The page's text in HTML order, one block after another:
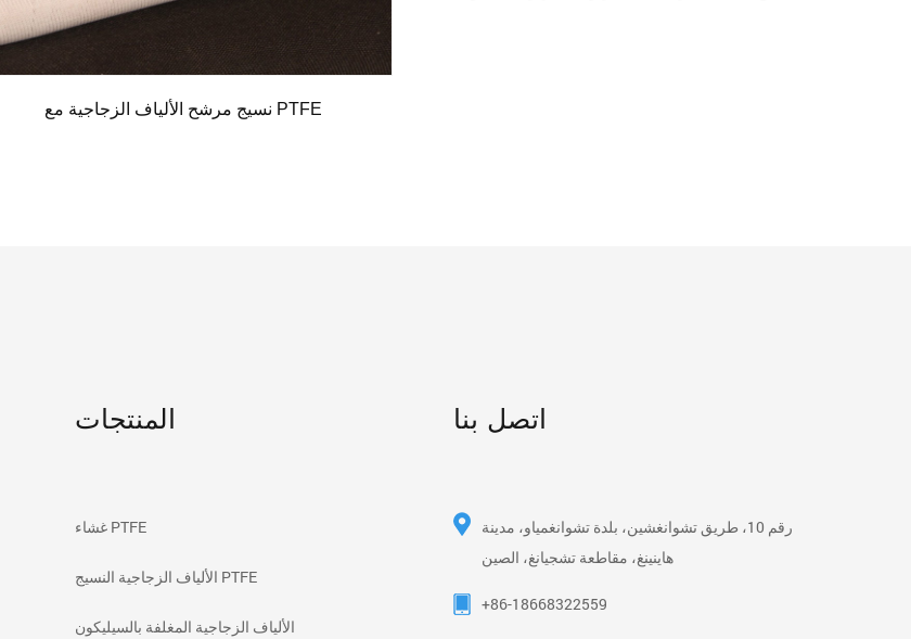
نسيج مرشح الألياف الزجاجية مع PTFE
المنتجات
غشاء PTFE
الألياف الزجاجية النسيج PTFE
الألياف الزجاجية المغلفة بالسيليكون
اتصل بنا
رقم 10، طريق تشوانغشين، بلدة تشوانغمياو، مدينة
هاينينغ، مقاطعة تشجيانغ، الصين
+86-18668322559